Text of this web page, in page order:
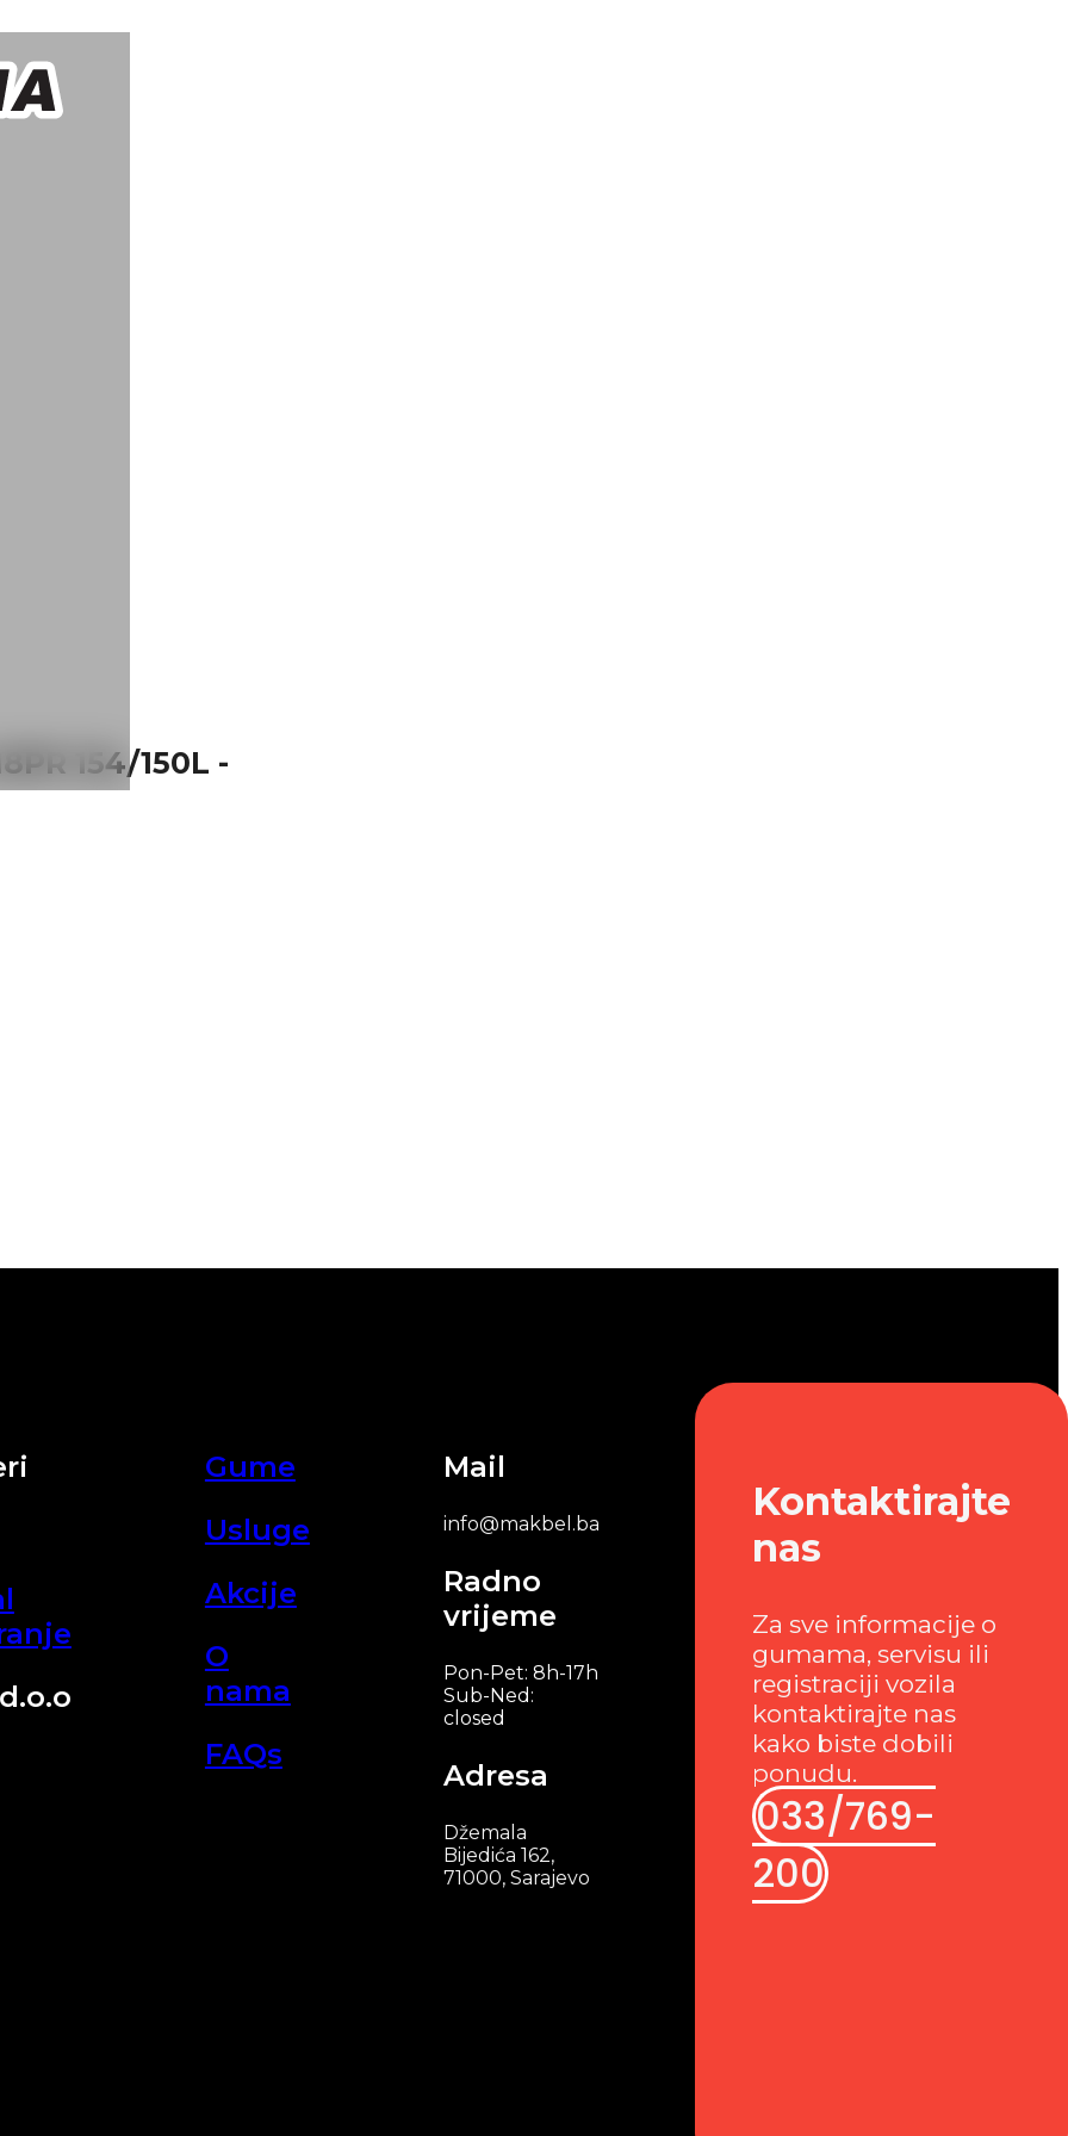
154/150L -
Gume
Usluge
Akcije
O
nama
FAQs
Mail
info@makbel.ba
Radno
vrijeme
Pon-Pet: 8h-17h
Sub-Ned:
closed
Adresa
Džemala
Bijedića 162,
71000, Sarajevo
Kontaktirajte
nas
Za sve informacije o
gumama, servisu ili
registraciji vozila
kontaktirajte nas
kako biste dobili
ponudu.
033/769-
200